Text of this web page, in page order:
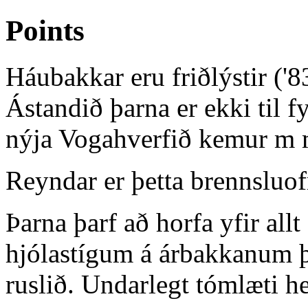
Points
Háubakkar eru friðlýstir
Ástandið þarna er ekki til
nýja Vogahverfið kemur m
Reyndar er þetta
Þarna þarf að horfa yfir
hjólastígum á árbakkanum
ruslið. Undarlegt tómlæti